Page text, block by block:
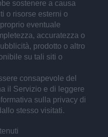
sostenere a causa
o risorse esterni o
eventuale
accuratezza o
prodotto o altro
su tali siti o
consapevole del
il Servizio e di leggere
sulla privacy di
stesso visitati.